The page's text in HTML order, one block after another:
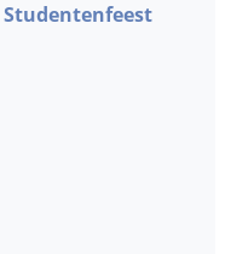
Studentenfeest